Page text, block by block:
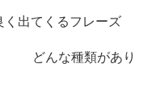
く出てくるフレーズ
どんな種類があり